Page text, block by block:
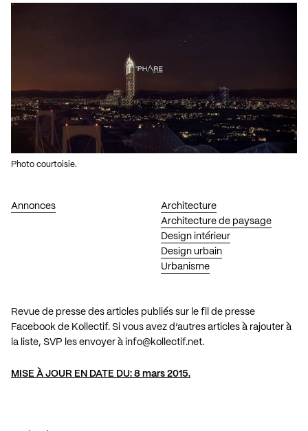
Annonces
Architecture
Architecture de paysage
Design intérieur
Design urbain
Urbanisme
Photo courtoisie.
Revue de presse des articles publiés sur le fil de presse
Facebook de Kollectif. Si vous avez d’autres articles à rajouter à
la liste, SVP les envoyer à info@kollectif.net.
MISE À JOUR EN DATE DU: 8 mars 2015.